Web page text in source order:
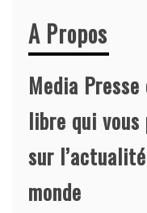
A Propos
Media
libre qui
sur
monde